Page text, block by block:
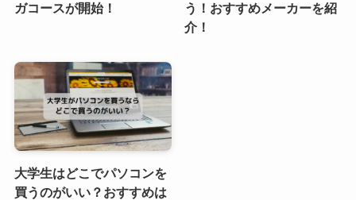
ガコースが開始！
う！おすすめメーカーを紹
介！
大学生はどこでパソコンを
買うのがいい？おすすめは